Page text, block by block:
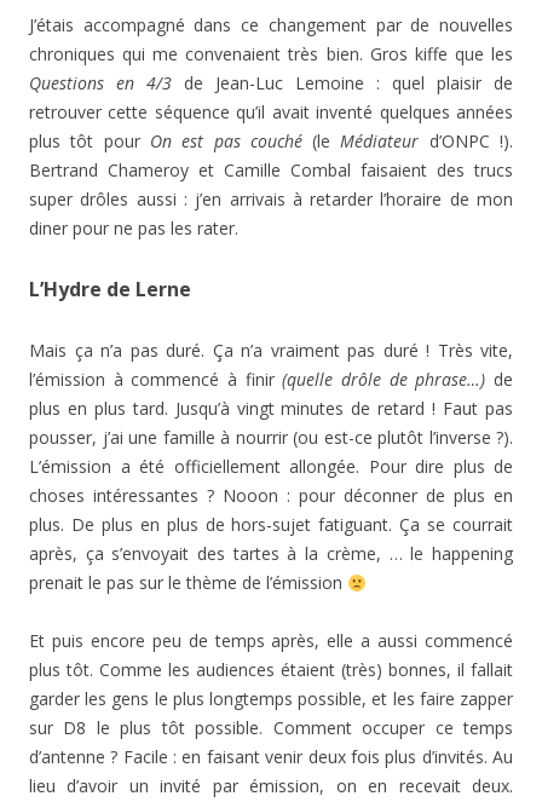
J’étais accompagné dans ce changement par de nouvelles
chroniques qui me convenaient très bien. Gros kiffe que les
Questions en 4/3 de Jean-Luc Lemoine : quel plaisir de
retrouver cette séquence qu’il avait inventé quelques années
plus tôt pour On est pas couché(leMédiateur d’ONPC !).
Bertrand Chameroy et Camille Combal faisaient des trucs
super drôles aussi : j’en arrivais à retarder l’horaire de mon
diner pour ne pas les rater.
L’Hydre de Lerne
Mais ça n’a pas duré. Ça n’a vraiment pas duré ! Très vite,
l’émission à commencé à finir(quelle drôle de phrase…) de
plus en plus tard. Jusqu’à vingt minutes de retard ! Faut pas
pousser, j’ai une famille à nourrir (ou est-ce plutôt l’inverse ?).
L’émission a été officiellement allongée. Pour dire plus de
choses intéressantes ? Nooon : pour déconner de plus en
plus. De plus en plus de hors-sujet fatiguant. Ça se courrait
après, ça s’envoyait des tartes à la crème, … le happening
prenait le pas sur le thème de l’émission
Et puis encore peu de temps après, elle a aussi commencé
plus tôt. Comme les audiences étaient (très) bonnes, il fallait
garder les gens le plus longtemps possible, et les faire zapper
sur D8 le plus tôt possible. Comment occuper ce temps
d’antenne ? Facile : en faisant venir deux fois plus d’invités. Au
lieu d’avoir un invité par émission, on en recevait deux.